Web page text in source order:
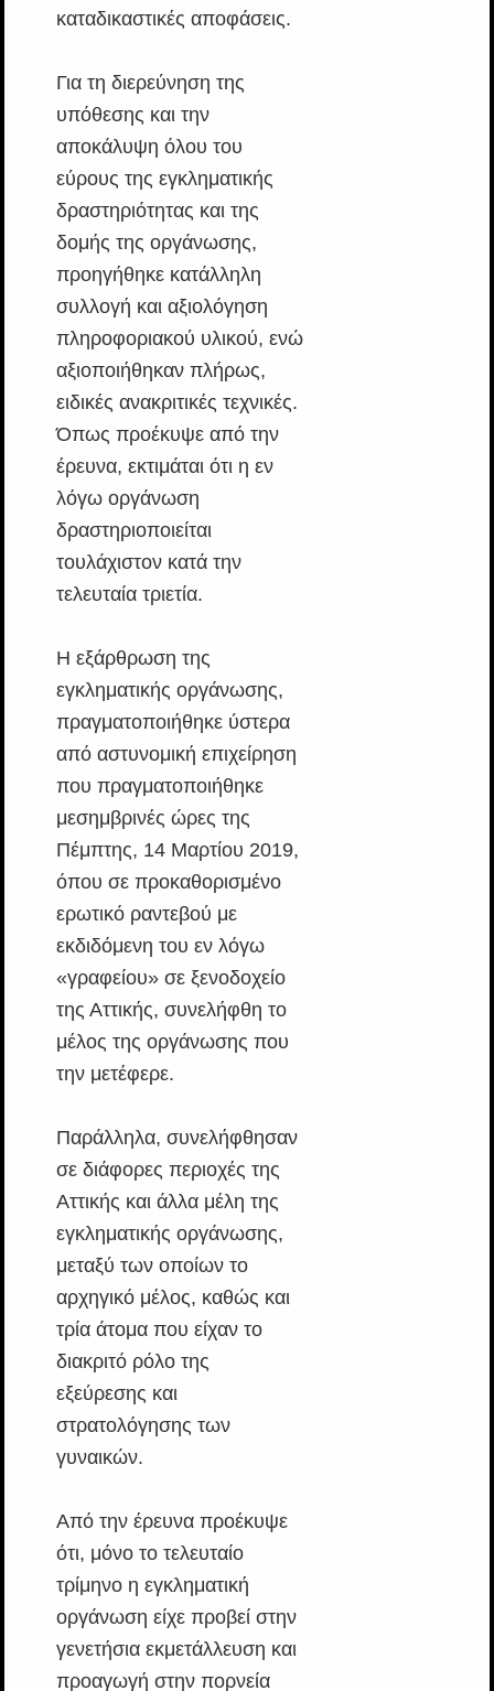
καταδικαστικές αποφάσεις.
Για τη διερεύνηση της
υπόθεσης και την
αποκάλυψη όλου του
εύρους της εγκληματικής
δραστηριότητας και της
δομής της οργάνωσης,
προηγήθηκε κατάλληλη
συλλογή και αξιολόγηση
πληροφοριακού υλικού, ενώ
αξιοποιήθηκαν πλήρως,
ειδικές ανακριτικές τεχνικές.
Όπως προέκυψε από την
έρευνα, εκτιμάται ότι η εν
λόγω οργάνωση
δραστηριοποιείται
τουλάχιστον κατά την
τελευταία τριετία.
Η εξάρθρωση της
εγκληματικής οργάνωσης,
πραγματοποιήθηκε ύστερα
από αστυνομική επιχείρηση
που πραγματοποιήθηκε
μεσημβρινές ώρες της
Πέμπτης, 14 Μαρτίου 2019,
όπου σε προκαθορισμένο
ερωτικό ραντεβού με
εκδιδόμενη του εν λόγω
«γραφείου» σε ξενοδοχείο
της Αττικής, συνελήφθη το
μέλος της οργάνωσης που
την μετέφερε.
Παράλληλα, συνελήφθησαν
σε διάφορες περιοχές της
Αττικής και άλλα μέλη της
εγκληματικής οργάνωσης,
μεταξύ των οποίων το
αρχηγικό μέλος, καθώς και
τρία άτομα που είχαν το
διακριτό ρόλο της
εξεύρεσης και
στρατολόγησης των
γυναικών.
Από την έρευνα προέκυψε
ότι, μόνο το τελευταίο
τρίμηνο η εγκληματική
οργάνωση είχε προβεί στην
γενετήσια εκμετάλλευση και
προαγωγή στην πορνεία